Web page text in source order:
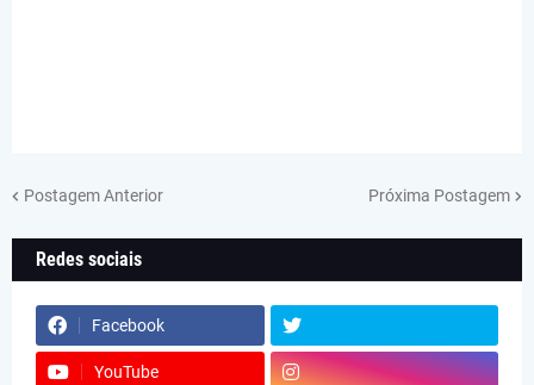
Postagem Anterior Próxima Postagem
Redes sociais
Facebook
YouTube